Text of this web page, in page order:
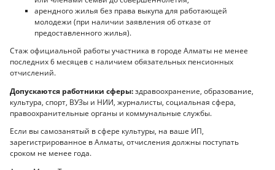
арендного жилья без права выкупа для работающей
молодежи (при наличии заявления об отказе от
предоставленного жилья).
Стаж официальной работы участника в городе Алматы не менее
последних 6 месяцев с наличием обязательных пенсионных
отчислений.
Допускаются работники сферы:здравоохранение, образование,
культура, спорт, ВУЗы и НИИ, журналисты, социальная сфера,
правоохранительные органы и коммунальные службы.
Если вы самозанятый в сфере культуры, на ваше ИП,
зарегистрированное в Алматы, отчисления должны поступать
сроком не менее года.